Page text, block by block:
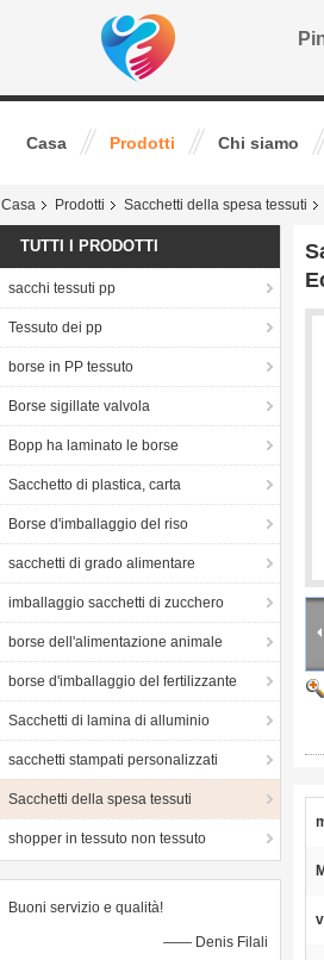
Casa Prodotti Chi siamo
Casa Prodotti Sacchetti della spesa tessuti
TUTTI I PRODOTTI
sacchi tessuti pp
Tessuto dei pp
borse in PP tessuto
Borse sigillate valvola
Bopp ha laminato le borse
Sacchetto di plastica, carta
Borse d'imballaggio del riso
sacchetti di grado alimentare
imballaggio sacchetti di zucchero
borse dell'alimentazione animale
borse d'imballaggio del fertilizzante
Sacchetti di lamina di alluminio
sacchetti stampati personalizzati
Sacchetti della spesa tessuti
shopper in tessuto non tessuto
Buoni servizio e qualità!
—— Denis Filali